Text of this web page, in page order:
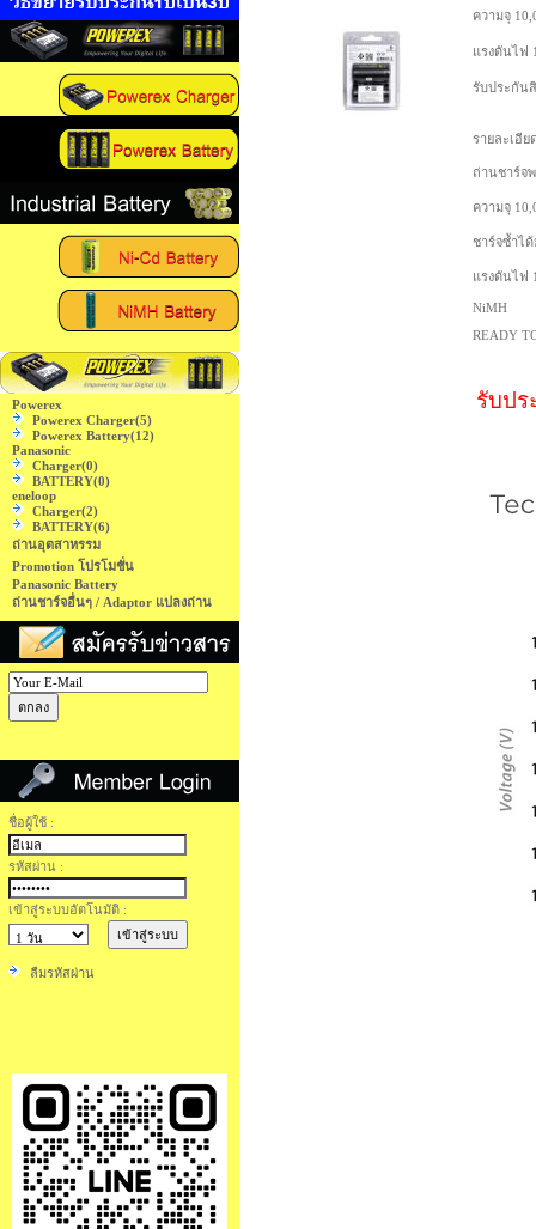
Powerex
Powerex Charger(5)
Powerex Battery(12)
Panasonic
Charger(0)
BATTERY(0)
eneloop
Charger(2)
BATTERY(6)
ถ่านอุตสาหรรม
Promotion โปรโมชั่น
Panasonic Battery
ถ่านชาร์จอื่นๆ / Adaptor แปลงถ่าน
ชื่อผู้ใช้ :
รหัสผ่าน :
เข้าสู่ระบบอัตโนมัติ :
ลืมรหัสผ่าน
ความจุ
แรงดันไฟ
รับประกัน
รายละเอีย
ถ่านชาร์จ
ความจุ
ชาร์จซ้ำได้
แรงดันไฟ
NiMH
READY
รับปร